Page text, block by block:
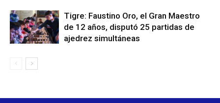
Tigre: Faustino Oro, el Gran Maestro
de 12 años, disputó 25 partidas de
ajedrez simultáneas